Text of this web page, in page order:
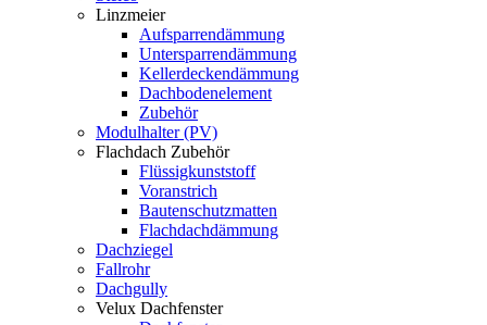
Linzmeier
Aufsparrendämmung
Untersparrendämmung
Kellerdeckendämmung
Dachbodenelement
Zubehör
Modulhalter (PV)
Flachdach Zubehör
Flüssigkunststoff
Voranstrich
Bautenschutzmatten
Flachdachdämmung
Dachziegel
Fallrohr
Dachgully
Velux Dachfenster